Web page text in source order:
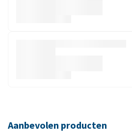
Aanbevolen producten